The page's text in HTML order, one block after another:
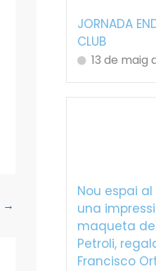
→
JORNADA
CLUB
13 de maig
Nou espai
una
maqueta
Petroli,
Francisco